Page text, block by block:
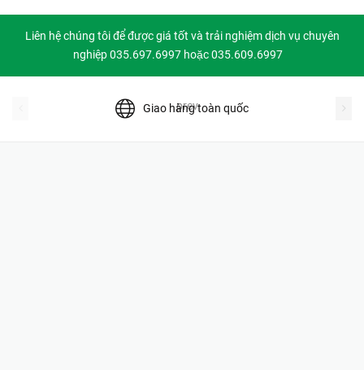
Liên hệ chúng tôi để được giá tốt và trải nghiệm dịch vụ chuyên
nghiệp 035.697.6997 hoặc 035.609.6997
Giao hàng toàn quốc
prev